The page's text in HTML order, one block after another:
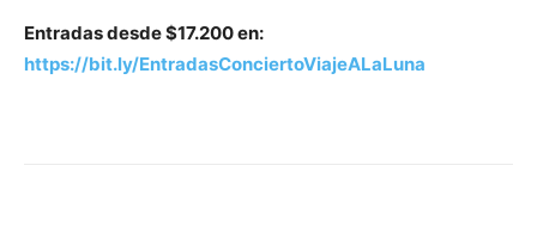
Entradas desde $17.200 en:
https://bit.ly/EntradasConciertoViajeALaLuna